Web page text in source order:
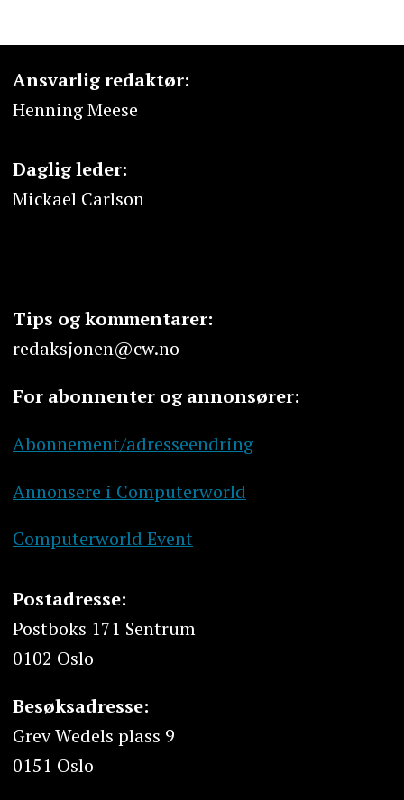
Ansvarlig redaktør:
Henning Meese
Daglig leder:
Mickael Carlson
Tips og kommentarer:
redaksjonen@cw.no
For abonnenter og annonsører:
Abonnement/adresseendring
Annonsere i Computerworld
Computerworld Event
Postadresse:
Postboks 171 Sentrum
0102 Oslo
Besøksadresse:
Grev Wedels plass 9
0151 Oslo